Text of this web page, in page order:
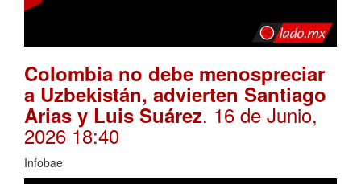
Colombia no debe menospreciar
a Uzbekistán, advierten Santiago
Arias y Luis Suárez. 16 de Junio,
2026 18:40
Infobae